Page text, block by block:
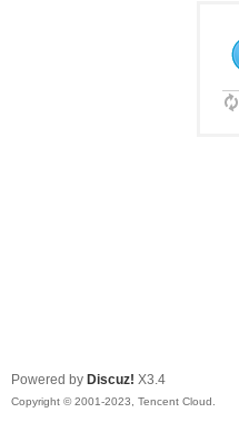
Powered by Discuz! X3.4
Copyright © 2001-2023, Tencent Cloud.